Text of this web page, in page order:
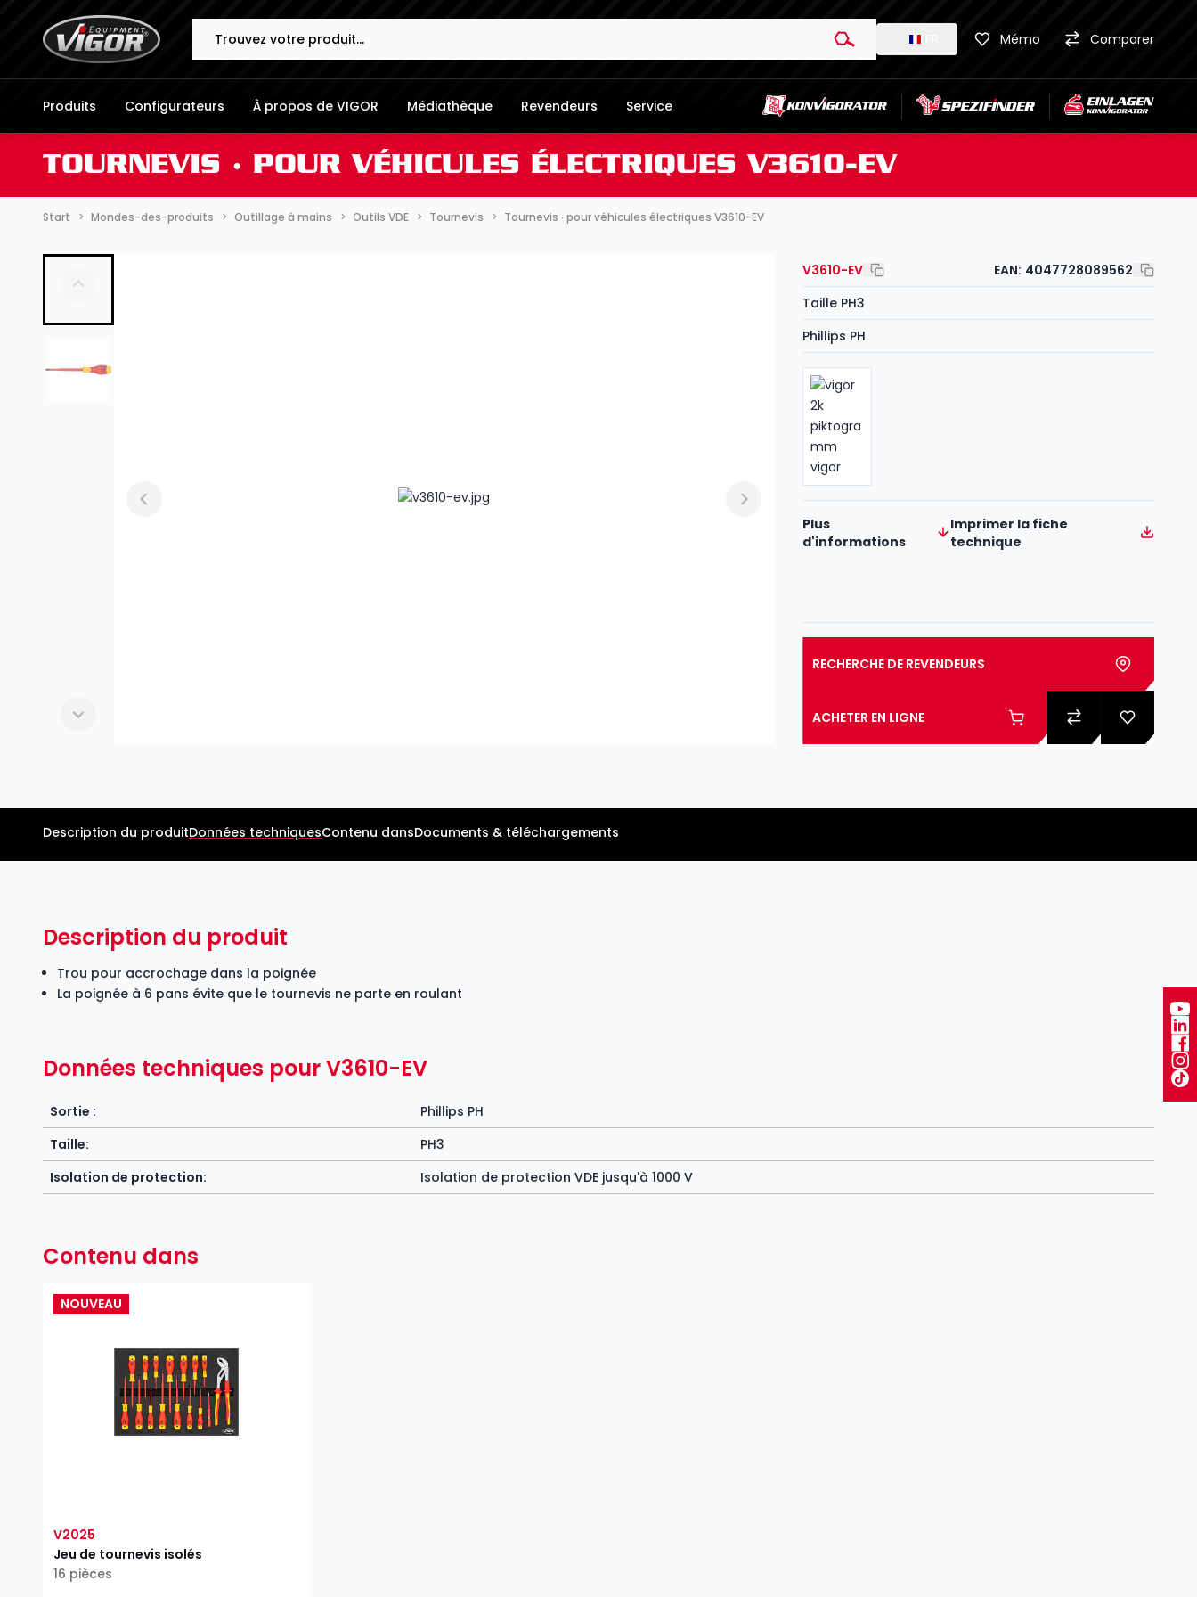
Mémo Comparer
Produits Configurateurs À propos de VIGOR Médiathèque Revendeurs Service
TOURNEVIS ∙ POUR VÉHICULES ÉLECTRIQUES V3610-EV
Start Mondes-des-produits Outillage à mains Outils VDE Tournevis Tournevis ∙ pour véhicules électriques V3610-EV
V3610-EV EAN: 4047728089562
Taille PH3
Phillips PH
Plus
d'informations
Imprimer la fiche
technique
RECHERCHE DE REVENDEURS
ACHETER EN LIGNE
Description du produitDonnées techniquesContenu dansDocuments & téléchargements
Description du produit
Trou pour accrochage dans la poignée
La poignée à 6 pans évite que le tournevis ne parte en roulant
Données techniques pour V3610-EV
Sortie :
Phillips PH
Taille:
PH3
Isolation de protection:
Isolation de protection VDE jusqu'à 1000 V
Contenu dans
NOUVEAU
V2025
Jeu de tournevis isolés
16 pièces